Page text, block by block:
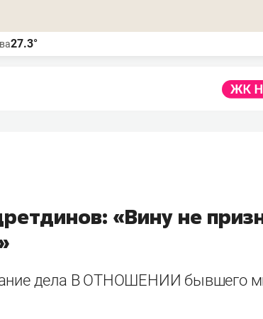
27.3°
«Вину не
дела В ОТНОШЕНИИ бывшего